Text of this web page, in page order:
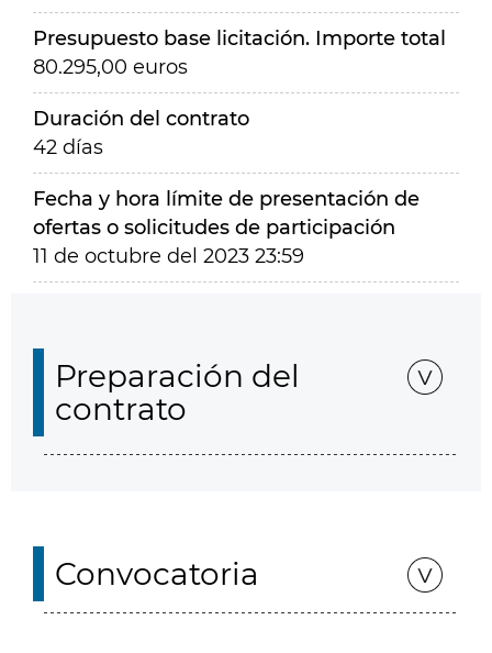
Presupuesto base licitación. Importe total
80.295,00 euros
Duración del contrato
42 días
Fecha y hora límite de presentación de
ofertas o solicitudes de participación
11 de octubre del 2023 23:59
Preparación del
contrato
Convocatoria